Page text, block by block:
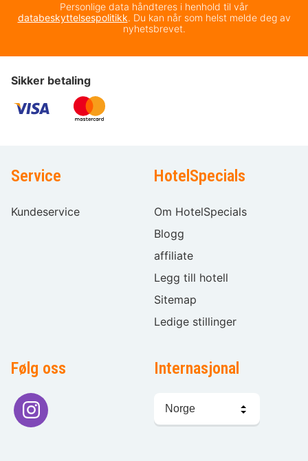
Personlige data håndteres i henhold til vår
databeskyttelsespolitikk. Du kan når som helst melde deg av
nyhetsbrevet.
Sikker betaling
Service
Kundeservice
HotelSpecials
Om HotelSpecials
Blogg
affiliate
Legg till hotell
Sitemap
Ledige stillinger
Følg oss Internasjonal